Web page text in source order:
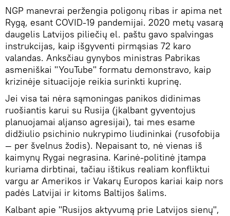
NGP manevrai peržengia poligonų ribas ir apima net
Rygą, esant COVID-19 pandemijai. 2020 metų vasarą
daugelis Latvijos piliečių el. paštu gavo spalvingas
instrukcijas, kaip išgyventi pirmąsias 72 karo
valandas. Anksčiau gynybos ministras Pabrikas
asmeniškai "YouTube" formatu demonstravo, kaip
krizinėje situacijoje reikia surinkti kuprinę.
Jei visa tai nėra sąmoningas panikos didinimas
ruošiantis karui su Rusija (įkalbant gyventojus
planuojamai aljanso agresijai), tai mes esame
didžiulio psichinio nukrypimo liudininkai (rusofobija
— per švelnus žodis). Nepaisant to, nė vienas iš
kaimynų Rygai negrasina. Karinė-politinė įtampa
kuriama dirbtinai, tačiau ištikus realiam konfliktui
vargu ar Amerikos ir Vakarų Europos kariai kaip nors
padės Latvijai ir kitoms Baltijos šalims.
Kalbant apie "Rusijos aktyvumą prie Latvijos sienų",